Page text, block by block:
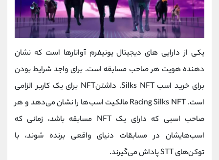
یکی از دارایی های دیجیتال یونیفرم آواتارها است که نشان
دهنده هویت هر صاحب مسابقه است. برای واجد شرایط بودن
برای خرید اسب Silks NFT، داشتنNFT برای یک کاربر الزامی
است. Racing Silks NFT مالکیت اسب‌ها را نشان می‌دهد و هر
صاحب اسبی که دارای یک NFT مسابقه‌ باشد، زمانی که
اسب‌هایشان در مسابقات دنیای واقعی برنده شوند، با
توکن‌های STT پاداش می‌گیرند.